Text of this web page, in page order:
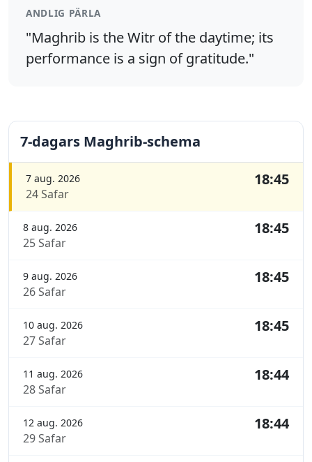
ANDLIG PÄRLA
"Maghrib is the Witr of the daytime; its
performance is a sign of gratitude."
7-dagars Maghrib-schema
7 aug. 2026
24 Safar
18:45
8 aug. 2026
25 Safar
18:45
9 aug. 2026
26 Safar
18:45
10 aug. 2026
27 Safar
18:45
11 aug. 2026
28 Safar
18:44
12 aug. 2026
29 Safar
18:44